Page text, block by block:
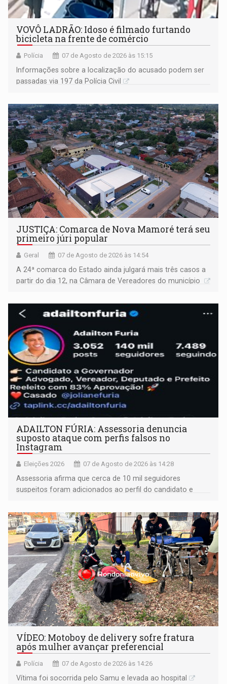
VOVÔ LADRÃO: Idoso é filmado furtando
bicicleta na frente de comércio
Polícia 07 de Agosto de 2026 às 15:15
Informações sobre a localização do acusado podem ser
passadas via 197 da Polícia Civil
JUSTIÇA: Comarca de Nova Mamoré terá seu
primeiro júri popular
Geral 07 de Agosto de 2026 às 14:54
A 24ª comarca do Estado ainda julgará mais três casos a
partir do dia 12, na Câmara de Vereadores do município
ADAILTON FÚRIA: Assessoria denuncia
suposto ataque com perfis falsos no
Instagram
Eleições 2026 07 de Agosto de 2026 às 14:28
Assessoria afirma que cerca de 10 mil seguidores
suspeitos foram adicionados ao perfil do candidato e
remover as contas
VÍDEO: Motoboy de delivery sofre fratura
após mulher avançar preferencial
Polícia 07 de Agosto de 2026 às 14:26
Vítima foi socorrida pelo Samu e levada ao hospital